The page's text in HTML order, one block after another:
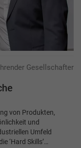
Gesellschafter
von Produkten,
und
Umfeld
‘Hard Skills’…